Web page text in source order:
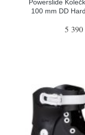
Powerslide
100 mm DD
5